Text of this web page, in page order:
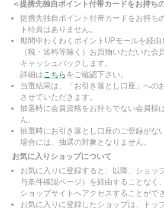
＜提携先独自ポイント付帯カードをお持ち
提携先独自ポイント付帯カードをお持ち
ト特典はありません。
期間中わくわくポイントUPモールを経
（税・送料等除く）お買物いただいた会
キャッシュバックします。
詳細はこちら をご確認下さい。
当選結果は、「お引き落とし口座」への
させていただきます。
抽選時に会員資格をお持ちでない会員様
ん。
抽選時にお引き落とし口座のご登録がな
場合には、抽選の対象となりません。
お気に入りショップについて
お気に入りに登録すると、以降、ショッ
与条件確認ページ）を経由することなく
ショップサイトへアクセスすることがで
お気に入りに登録したショップは、トッ